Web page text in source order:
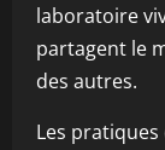
laboratoire
partagent le
des autres.
Les